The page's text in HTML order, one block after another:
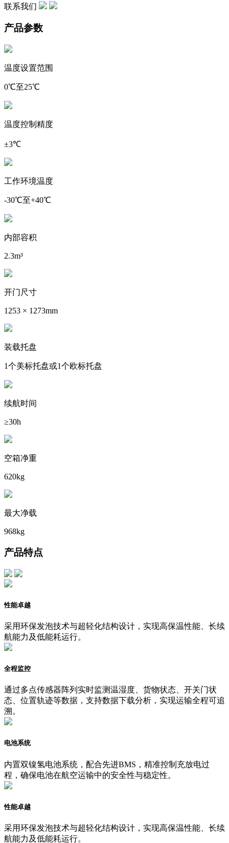
联系我们
产品参数
温度设置范围
0℃至25℃
温度控制精度
±3℃
工作环境温度
-30℃至+40℃
内部容积
2.3m³
开门尺寸
1253 × 1273mm
装载托盘
1个美标托盘或1个欧标托盘
续航时间
≥30h
空箱净重
620kg
最大净载
968kg
产品特点
性能卓越
采用环保发泡技术与超轻化结构设计，实现高保温性能、长续
航能力及低能耗运行。
全程监控
通过多点传感器阵列实时监测温湿度、货物状态、开关门状
态、位置轨迹等数据，支持数据下载分析，实现运输全程可追
溯。
电池系统
内置双镍氢电池系统，配合先进BMS，精准控制充放电过
程，确保电池在航空运输中的安全性与稳定性。
性能卓越
采用环保发泡技术与超轻化结构设计，实现高保温性能、长续
航能力及低能耗运行。